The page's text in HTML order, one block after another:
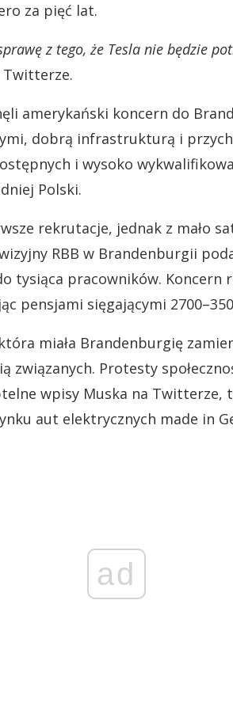
za pięć lat.
z tego, że Tesla nie będzie
Twitterze.
amerykański koncern do
dobrą infrastrukturą i
i wysoko
Polski.
rekrutacje, jednak z mało
RBB w Brandenburgii
tysiąca pracowników. Koncern
pensjami sięgającymi
miała Brandenburgię
związanych. Protesty
wpisy Muska na Twitterze,
aut elektrycznych made in
ad